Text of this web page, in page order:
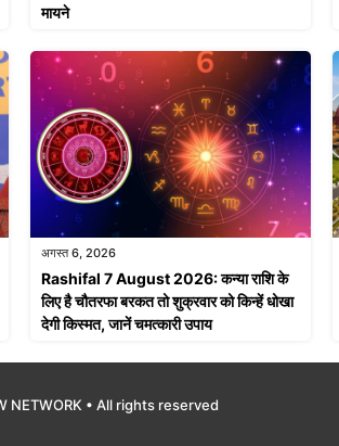
मायने
अगस्त 6, 2026
Rashifal 7 August 2026: कन्या राशि के
लिए है चौतरफा बरकत तो शुक्रवार को किन्हें धोखा
देगी किस्मत, जानें चमत्कारी उपाय
NETWORK • All rights reserved